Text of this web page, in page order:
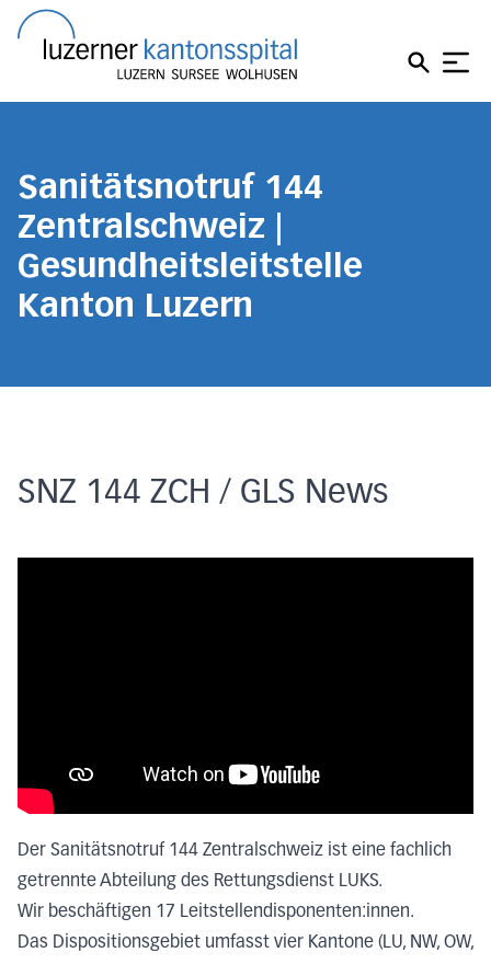
Sanitätsnotruf 144
Zentralschweiz |
Gesundheitsleitstelle
Kanton Luzern
SNZ 144 ZCH / GLS News
Der Sanitätsnotruf 144 Zentralschweiz ist eine fachlich
getrennte Abteilung des Rettungsdienst LUKS.
Wir beschäftigen 17 Leitstellendisponenten:innen.
Das Dispositionsgebiet umfasst vier Kantone (LU, NW, OW,